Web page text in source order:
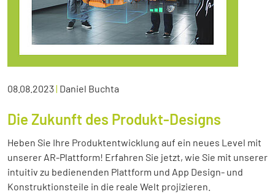
08.08.2023| Daniel Buchta
Die Zukunft des Produkt-Designs
Heben Sie Ihre Produktentwicklung auf ein neues Level mit
unserer AR-Plattform! Erfahren Sie jetzt, wie Sie mit unserer
intuitiv zu bedienenden Plattform und App Design- und
Konstruktionsteile in die reale Welt projizieren.